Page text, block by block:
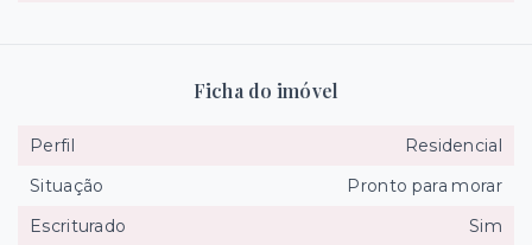
Ficha do imóvel
Perfil
Residencial
Situação
Pronto para morar
Escriturado
Sim